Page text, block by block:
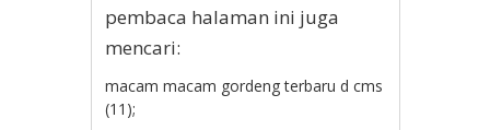
pembaca halaman ini juga
mencari:
macam macam gordeng terbaru d cms
(11);